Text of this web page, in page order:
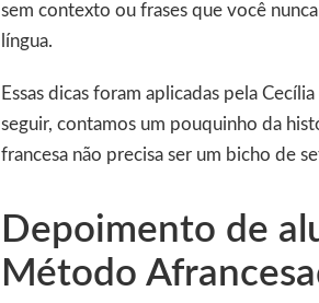
sem contexto ou frases que você
língua.
Essas dicas foram aplicadas pela
seguir, contamos um pouquinho da
francesa não precisa ser um bicho de
Depoimento de
Método